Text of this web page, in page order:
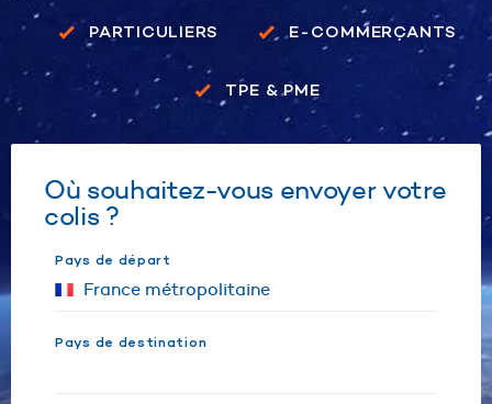
PARTICULIERS E-COMMERÇANTS
TPE & PME
Où souhaitez-vous envoyer votre
colis ?
Pays de départ
Pays de destination